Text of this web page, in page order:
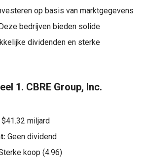
op basis van marktgegevens
bedrijven bieden solide
dividenden en sterke
1. CBRE Group, Inc.
$41.32 miljard
Geen dividend
koop (4.96)